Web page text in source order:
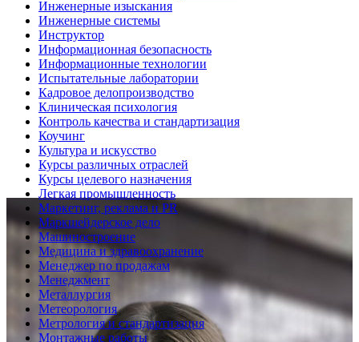
Инженерные изыскания
Инженерные системы
Инструктор
Информационная безопасность
Информационные технологии
Испытательные лаборатории
Кадровое делопроизводство
Клиническая психология
Контроль качества и стандартизация
Коучинг
Культура и искусство
Курсы различных отраслей
Курсы целевого назначения
Легкая промышленность
Маркетинг, реклама и PR
Маркшейдерское дело
Машиностроение
Медицина и здравоохранение
Менеджер по продажам
Менеджмент
Металлургия
Метеорология
Метрология и стандартизация
Монтажные работы